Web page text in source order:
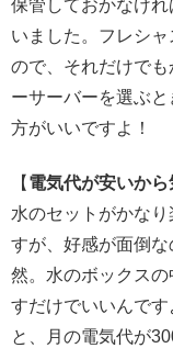
保管しておかなけ
いました。フレシ
ので、それだけで
ーサーバーを選ぶ
方がいいですよ！
【 電気代が安いから
水のセットがかな
すが、好感が面倒
然。水のボックス
すだけでいいんで
と、月の電気代が